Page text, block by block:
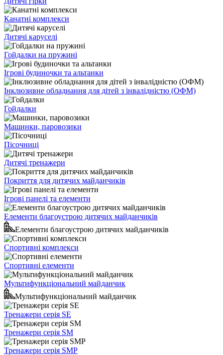
Канатні комплекси
Дитячі каруселі
Гойдалки на пружині
Ігрові будиночки та альтанки
Інклюзивне обладнання для дітей з інвалідністю (ОФМ)
Гойдалки
Машинки, паровозики
Пісочниці
Дитячі тренажери
Покриття для дитячих майданчиків
Ігрові панелі та елементи
Елементи благоустрою дитячих майданчиків
Елементи благоустрою дитячих майданчиків
Спортивні комплекси
Спортивні елементи
Мультифункціональний майданчик
Мультифункціональний майданчик
Тренажери серія SE
Тренажери серія SM
Тренажери серія SMP